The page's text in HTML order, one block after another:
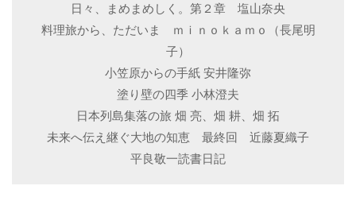
日々、まめまめしく。第２章 塩山奈央
料理旅から、ただいま ｍｉｎｏｋａｍｏ（長尾明
子）
小笠原からの手紙 安井隆弥
塗り壁の四季 小林澄夫
日本列島集落の旅 畑 亮、畑 耕、畑 拓
未来へ伝え継ぐ大地の知恵 最終回 近藤夏織子
平良敬一読書日記